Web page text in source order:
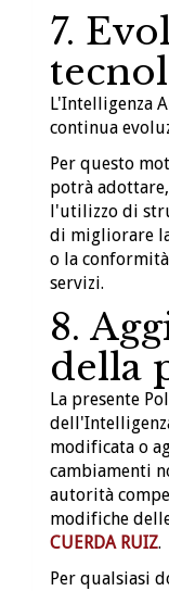
7.
L'Intelligenza
continua
Per questo
potrà
l'utilizzo di
di migliorare
o la
servizi.
8.
della
La presente
modificata o
cambiamenti
autorità
modifiche
CUERDA RUIZ.
Per qualsiasi